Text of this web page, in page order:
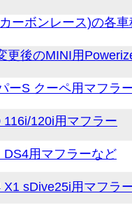
ーボンレース)の各
更後のMINI用
ーS クーペ用マフラ
116i/120i用マフラー
DS4用マフラーなど
X1 sDive25i用マフラ